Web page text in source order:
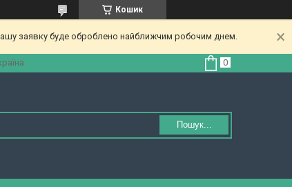
Кошик
заявку буде оброблено найближчим робочим днем.
Пошук...